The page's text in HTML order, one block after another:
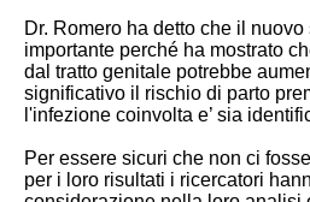
Dr. Romero ha detto che il
importante perché ha mostrato
dal tratto genitale potrebbe
significativo il rischio di parto
l'infezione coinvolta e’ sia
Per essere sicuri che non ci
per i loro risultati i ricercatori